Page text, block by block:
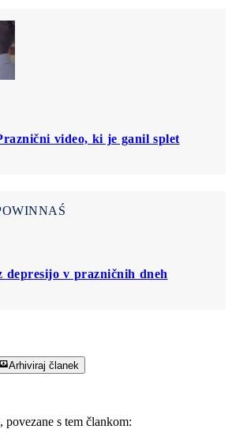
video, ki je ganil splet
depresijo v prazničnih dneh
Arhiviraj članek
povezane s tem člankom: